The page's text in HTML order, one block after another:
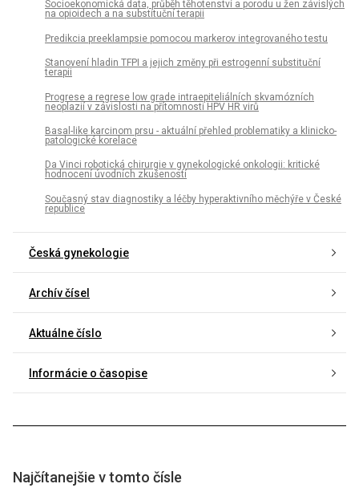
Socioekonomická data, průběh těhotenství a porodu u žen závislých
na opioidech a na substituční terapii
Predikcia preeklampsie pomocou markerov integrovaného testu
Stanovení hladin TFPI a jejich změny při estrogenní substituční
terapii
Progrese a regrese low grade intraepiteliálních skvamózních
neoplazií v závislosti na přítomnosti HPV HR virů
Basal-like karcinom prsu - aktuální přehled problematiky a klinicko-
patologické korelace
Da Vinci robotická chirurgie v gynekologické onkologii: kritické
hodnocení úvodních zkušeností
Současný stav diagnostiky a léčby hyperaktivního měchýře v České
republice
Česká gynekologie
Archív čísel
Aktuálne číslo
Informácie o časopise
Najčítanejšie v tomto čísle